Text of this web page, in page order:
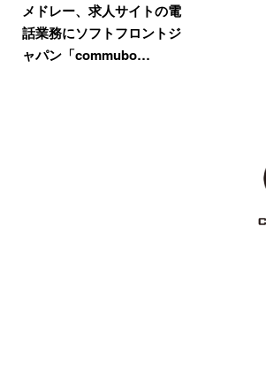
メドレー、求人サイトの電
話業務にソフトフロントジ
ャパン「commubo…